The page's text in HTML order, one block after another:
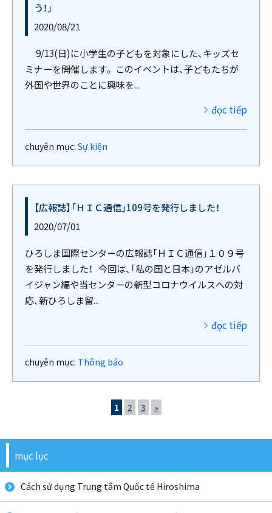
う！」
2020/08/21
9/13(日)に小学生の子どもを対象にした、キッズセ
ミナーを開催します。 このイベントは、子どもたちが
外国や世界のことに興味を...
đọc tiếp
chuyên mục: Sự kiện
【広報誌】「ＨＩＣ通信」109号を発行しました！
2020/07/01
ひろしま国際センターの広報誌「ＨＩＣ通信」１０９号
を発行しました！ 今回は、「私の国と日本」のアゼルバ
イジャン編や当センターの新型コロナウイルスへの対
応、新ひろしま留...
đọc tiếp
chuyên mục: Thông báo
1 2 3 »
mục lục
Cách sử dụng Trung tâm Quốc tế Hiroshima